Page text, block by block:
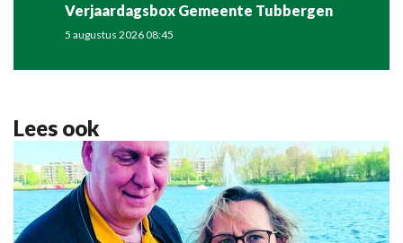
Verjaardagsbox Gemeente Tubbergen
5 augustus 2026 08:45
Lees ook